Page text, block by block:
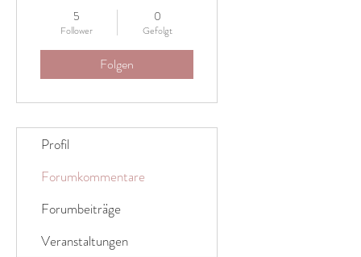
5
Follower
0
Gefolgt
Folgen
Profil
Forumkommentare
Forumbeiträge
Veranstaltungen